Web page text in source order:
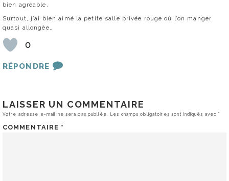
bien agréable.
Surtout, j’ai bien aimé la petite salle privée rouge où l’on manger
quasi allongée…
0
RÉPONDRE
LAISSER UN COMMENTAIRE
Votre adresse e-mail ne sera pas publiée. Les champs obligatoires sont indiqués avec*
COMMENTAIRE *